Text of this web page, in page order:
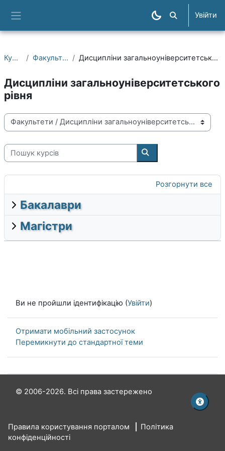
Пошук курсів
Увійти
Курси Факультети Дисципліни загальноуніверситетського рівня
Дисципліни загальноуніверситетського
рівня
Категорії курсів
Пошук курсів
Пошук курсів
Розгорнути все
Бакалаври
Магістри
Ви не пройшли ідентифікацію (Увійти)
Отримати мобільний застосунок
Перемикнути до стандартної теми
© 2006-2026. Всі права застережено
Правила користування порталом
Політика
конфіденційності